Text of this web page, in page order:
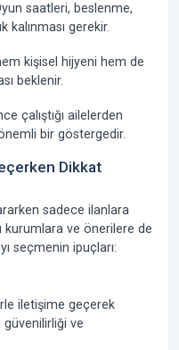
saatleri, beslenme,
kalınması gerekir.
hem kişisel hijyeni hem de
beklenir.
çalıştığı ailelerden
bir göstergedir.
Dikkat
sadece ilanlara
kurumlara ve önerilere de
seçmenin ipuçları:
iletişime geçerek
ve